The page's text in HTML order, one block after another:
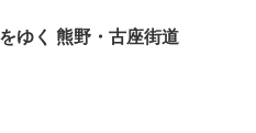
ゆく 熊野・古座街道